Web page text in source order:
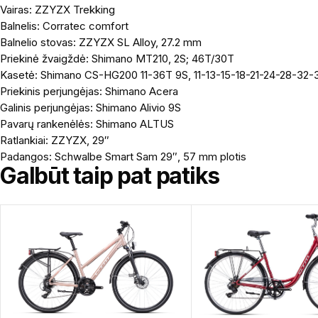
Vairas: ZZYZX Trekking
Balnelis: Corratec comfort
Balnelio stovas: ZZYZX SL Alloy, 27.2 mm
Priekinė žvaigždė: Shimano MT210, 2S; 46T/30T
Kasetė: Shimano CS-HG200 11-36T 9S, 11-13-15-18-21-24-28-32-
Priekinis perjungėjas: Shimano Acera
Galinis perjungėjas: Shimano Alivio 9S
Pavarų rankenėlės: Shimano ALTUS
Ratlankiai: ZZYZX, 29″
Padangos: Schwalbe Smart Sam 29″, 57 mm plotis
Galbūt taip pat patiks